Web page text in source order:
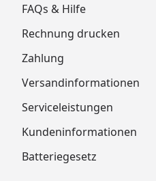
FAQs & Hilfe
Rechnung drucken
Zahlung
Versandinformationen
Serviceleistungen
Kundeninformationen
Batteriegesetz